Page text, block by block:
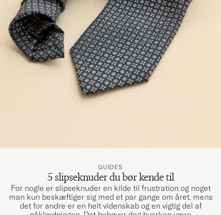
GUIDES
5 slipseknuder du bør kende til
For nogle er slipseknuder en kilde til frustration og noget
man kun beskæftiger sig med et par gange om året, mens
det for andre er en helt videnskab og en vigtig del af